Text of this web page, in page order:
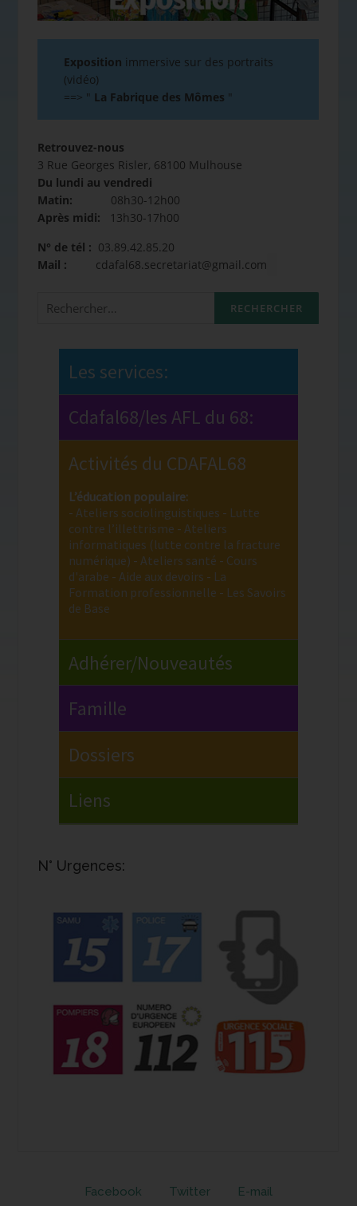
Exposition immersive sur des portraits
(vidéo)
==> " La Fabrique des Mômes "
Retrouvez-nous
3 Rue Georges Risler, 68100 Mulhouse
Du lundi au vendredi
Matin: 08h30-12h00
Après midi: 13h30-17h00
N° de tél : 03.89.42.85.20
Mail : cdafal68.secretariat@gmail.com
N° Urgences:
Facebook Twitter E-mail